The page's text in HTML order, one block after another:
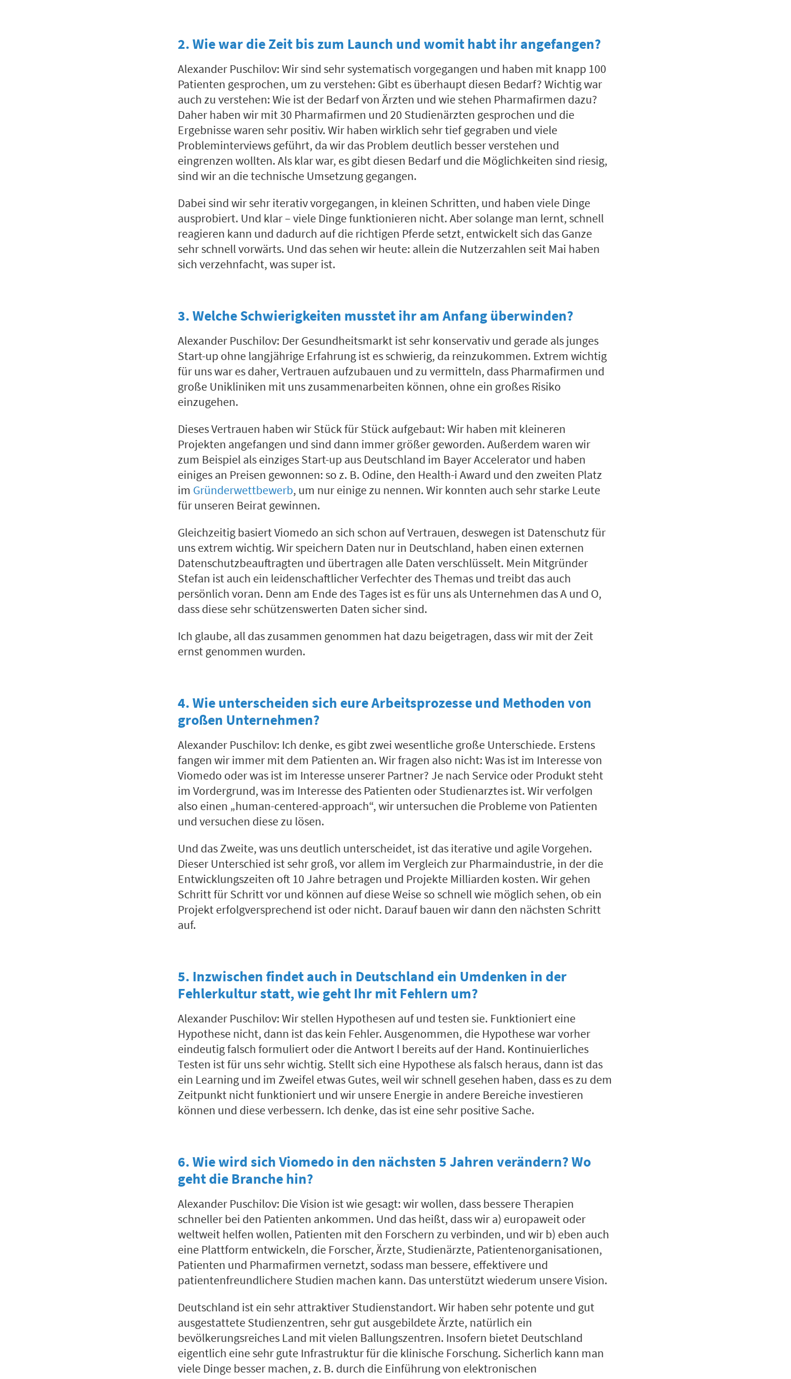
2. Wie war die Zeit bis zum Launch und womit habt ihr angefangen?
Alexander Puschilov: Wir sind sehr systematisch vorgegangen und haben mit knapp 100
Patienten gesprochen, um zu verstehen: Gibt es überhaupt diesen Bedarf? Wichtig war
auch zu verstehen: Wie ist der Bedarf von Ärzten und wie stehen Pharmafirmen dazu?
Daher haben wir mit 30 Pharmafirmen und 20 Studienärzten gesprochen und die
Ergebnisse waren sehr positiv. Wir haben wirklich sehr tief gegraben und viele
Probleminterviews geführt, da wir das Problem deutlich besser verstehen und
eingrenzen wollten. Als klar war, es gibt diesen Bedarf und die Möglichkeiten sind riesig,
sind wir an die technische Umsetzung gegangen.
Dabei sind wir sehr iterativ vorgegangen, in kleinen Schritten, und haben viele Dinge
ausprobiert. Und klar – viele Dinge funktionieren nicht. Aber solange man lernt, schnell
reagieren kann und dadurch auf die richtigen Pferde setzt, entwickelt sich das Ganze
sehr schnell vorwärts. Und das sehen wir heute: allein die Nutzerzahlen seit Mai haben
sich verzehnfacht, was super ist.
3. Welche Schwierigkeiten musstet ihr am Anfang überwinden?
Alexander Puschilov: Der Gesundheitsmarkt ist sehr konservativ und gerade als junges
Start-up ohne langjährige Erfahrung ist es schwierig, da reinzukommen. Extrem wichtig
für uns war es daher, Vertrauen aufzubauen und zu vermitteln, dass Pharmafirmen und
große Unikliniken mit uns zusammenarbeiten können, ohne ein großes Risiko
einzugehen.
Dieses Vertrauen haben wir Stück für Stück aufgebaut: Wir haben mit kleineren
Projekten angefangen und sind dann immer größer geworden. Außerdem waren wir
zum Beispiel als einziges Start-up aus Deutschland im Bayer Accelerator und haben
einiges an Preisen gewonnen: so z. B. Odine, den Health-i Award und den zweiten Platz
im Gründerwettbewerb, um nur einige zu nennen. Wir konnten auch sehr starke Leute
für unseren Beirat gewinnen.
Gleichzeitig basiert Viomedo an sich schon auf Vertrauen, deswegen ist Datenschutz für
uns extrem wichtig. Wir speichern Daten nur in Deutschland, haben einen externen
Datenschutzbeauftragten und übertragen alle Daten verschlüsselt. Mein Mitgründer
Stefan ist auch ein leidenschaftlicher Verfechter des Themas und treibt das auch
persönlich voran. Denn am Ende des Tages ist es für uns als Unternehmen das A und O,
dass diese sehr schützenswerten Daten sicher sind.
Ich glaube, all das zusammen genommen hat dazu beigetragen, dass wir mit der Zeit
ernst genommen wurden.
4. Wie unterscheiden sich eure Arbeitsprozesse und Methoden von
großen Unternehmen?
Alexander Puschilov: Ich denke, es gibt zwei wesentliche große Unterschiede. Erstens
fangen wir immer mit dem Patienten an. Wir fragen also nicht: Was ist im Interesse von
Viomedo oder was ist im Interesse unserer Partner? Je nach Service oder Produkt steht
im Vordergrund, was im Interesse des Patienten oder Studienarztes ist. Wir verfolgen
also einen „human-centered-approach“, wir untersuchen die Probleme von Patienten
und versuchen diese zu lösen.
Und das Zweite, was uns deutlich unterscheidet, ist das iterative und agile Vorgehen.
Dieser Unterschied ist sehr groß, vor allem im Vergleich zur Pharmaindustrie, in der die
Entwicklungszeiten oft 10 Jahre betragen und Projekte Milliarden kosten. Wir gehen
Schritt für Schritt vor und können auf diese Weise so schnell wie möglich sehen, ob ein
Projekt erfolgversprechend ist oder nicht. Darauf bauen wir dann den nächsten Schritt
auf.
5. Inzwischen findet auch in Deutschland ein Umdenken in der
Fehlerkultur statt, wie geht Ihr mit Fehlern um?
Alexander Puschilov: Wir stellen Hypothesen auf und testen sie. Funktioniert eine
Hypothese nicht, dann ist das kein Fehler. Ausgenommen, die Hypothese war vorher
eindeutig falsch formuliert oder die Antwort l bereits auf der Hand. Kontinuierliches
Testen ist für uns sehr wichtig. Stellt sich eine Hypothese als falsch heraus, dann ist das
ein Learning und im Zweifel etwas Gutes, weil wir schnell gesehen haben, dass es zu dem
Zeitpunkt nicht funktioniert und wir unsere Energie in andere Bereiche investieren
können und diese verbessern. Ich denke, das ist eine sehr positive Sache.
6. Wie wird sich Viomedo in den nächsten 5 Jahren verändern? Wo
geht die Branche hin?
Alexander Puschilov: Die Vision ist wie gesagt: wir wollen, dass bessere Therapien
schneller bei den Patienten ankommen. Und das heißt, dass wir a) europaweit oder
weltweit helfen wollen, Patienten mit den Forschern zu verbinden, und wir b) eben auch
eine Plattform entwickeln, die Forscher, Ärzte, Studienärzte, Patientenorganisationen,
Patienten und Pharmafirmen vernetzt, sodass man bessere, effektivere und
patientenfreundlichere Studien machen kann. Das unterstützt wiederum unsere Vision.
Deutschland ist ein sehr attraktiver Studienstandort. Wir haben sehr potente und gut
ausgestattete Studienzentren, sehr gut ausgebildete Ärzte, natürlich ein
bevölkerungsreiches Land mit vielen Ballungszentren. Insofern bietet Deutschland
eigentlich eine sehr gute Infrastruktur für die klinische Forschung. Sicherlich kann man
viele Dinge besser machen, z. B. durch die Einführung von elektronischen